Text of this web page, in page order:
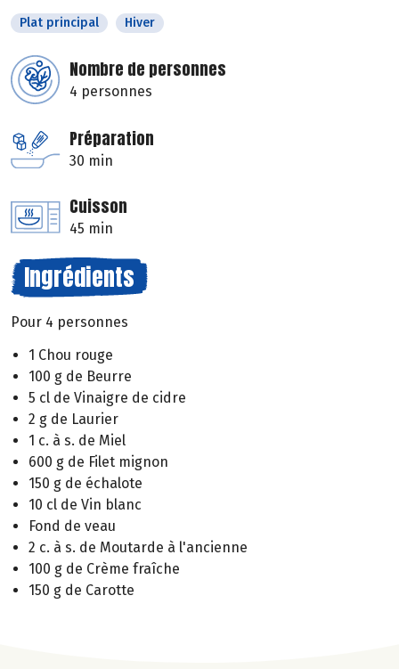
Plat principal Hiver
Nombre de personnes
4 personnes
Préparation
30 min
Cuisson
45 min
Ingrédients
Pour 4 personnes
1 Chou rouge
100 g de Beurre
5 cl de Vinaigre de cidre
2 g de Laurier
1 c. à s. de Miel
600 g de Filet mignon
150 g de échalote
10 cl de Vin blanc
Fond de veau
2 c. à s. de Moutarde à l'ancienne
100 g de Crème fraîche
150 g de Carotte